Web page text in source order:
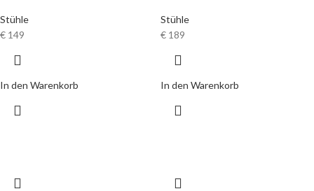
Stühle
€ 149
In den Warenkorb
Stühle
€ 189
In den Warenkorb